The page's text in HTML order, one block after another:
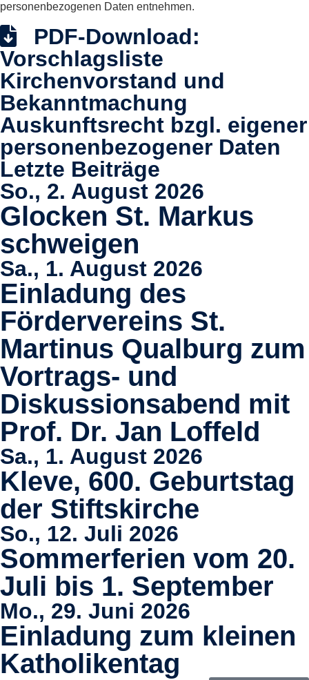
personenbezogenen Daten entnehmen.
PDF-Download:
Vorschlagsliste
Kirchenvorstand und
Bekanntmachung
Auskunftsrecht bzgl. eigener
personenbezogener Daten
Letzte Beiträge
So., 2. August 2026
Glocken St. Markus
schweigen
Sa., 1. August 2026
Einladung des
Fördervereins St.
Martinus Qualburg zum
Vortrags- und
Diskussionsabend mit
Prof. Dr. Jan Loffeld
Sa., 1. August 2026
Kleve, 600. Geburtstag
der Stiftskirche
So., 12. Juli 2026
Sommerferien vom 20.
Juli bis 1. September
Mo., 29. Juni 2026
Einladung zum kleinen
Katholikentag